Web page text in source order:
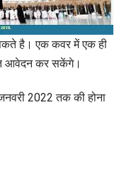
है। एक कवर में एक ही
आवेदन कर सकेंगे।
2022 तक की होना